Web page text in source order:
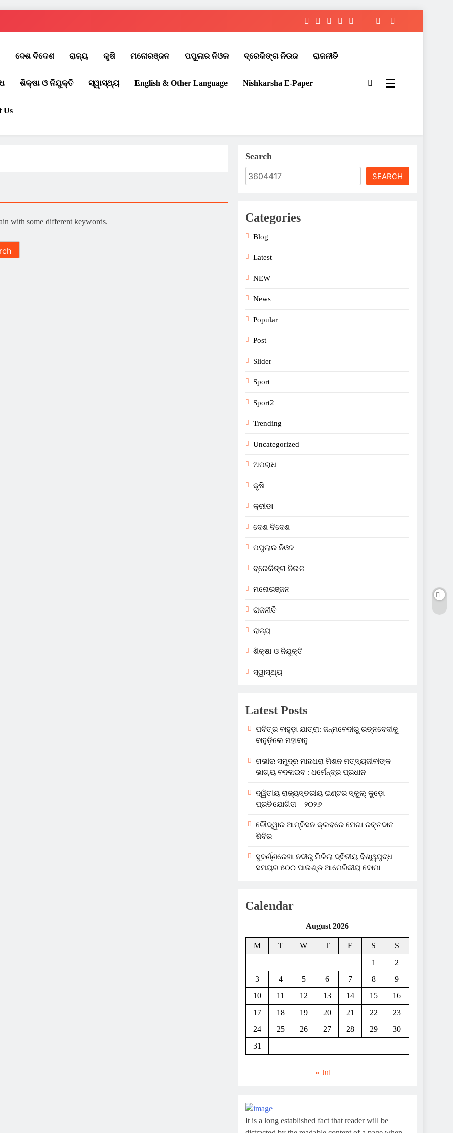
ଦେଶ ବିଦେଶ ରାଜ୍ୟ କୃଷି ମନୋରଞ୍ଜନ ପପୁଲାର ନିଓଜ ବ୍ରେକିଙ୍ଗ ନିଉଜ ରାଜନୀତି
ଶିକ୍ଷା ଓ ନିଯୁକ୍ତି ସ୍ୱାସ୍ଥ୍ୟ English & Other Language Nishkarsha E-Paper​
Us
with some different keywords.
Search
SEARCH
Categories
Blog
Latest
NEW
News
Popular
Post
Slider
Sport
Sport2
Trending
Uncategorized
ଅପରାଧ
କୃଷି
କ୍ରୀଡା
ଦେଶ ବିଦେଶ
ପପୁଲାର ନିଓଜ
ବ୍ରେକିଙ୍ଗ ନିଉଜ
ମନୋରଞ୍ଜନ
ରାଜନୀତି
ରାଜ୍ୟ
ଶିକ୍ଷା ଓ ନିଯୁକ୍ତି
ସ୍ୱାସ୍ଥ୍ୟ
Latest Posts
ପବିତ୍ର ବାହୁଡ଼ା ଯାତ୍ରା: ଜନ୍ମବେଦୀରୁ ରତ୍ନବେଦୀକୁ
ବାହୁଡ଼ିଲେ ମହାବାହୁ
ଗଭୀର ସମୁଦ୍ର ମାଛଧରା ମିଶନ ମତ୍ସ୍ୟଜୀବୀଙ୍କ
ଭାଗ୍ୟ ବଦଳାଇବ : ଧର୍ମେନ୍ଦ୍ର ପ୍ରଧାନ
ଦ୍ୱିତୀୟ ରାଜ୍ୟସ୍ତରୀୟ ଇଣ୍ଟର ସ୍କୁଲ୍ କୁଡ଼ୋ
ପ୍ରତିଯୋଗିତା – ୨୦୨୬
ଚୌଦ୍ୱାର ଆମ୍ବିସନ କ୍ଲବରେ ମେଗା ରକ୍ତଦାନ
ଶିବିର
ସୁବର୍ଣ୍ଣରେଖା ନଦୀରୁ ମିଳିଲା ଦ୍ଵିତୀୟ ବିଶ୍ୱଯୁଦ୍ଧ
ସମୟର ୫୦୦ ପାଉଣ୍ଡ ଆମେରିକୀୟ ବୋମା
Calendar
August 2026
M T W T F S
S
1
2
3
4 5 6 7 8
9
10
11 12 13 14 15
16
17
18 19 20 21 22
23
24
25 26 27 28 29
30
31
« Jul
It is a long established fact that reader will be